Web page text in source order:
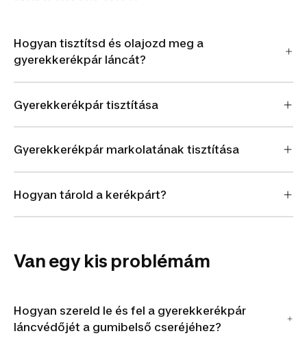
Hogyan tisztítsd és olajozd meg a
gyerekkerékpár láncát?
Gyerekkerékpár tisztítása
Gyerekkerékpár markolatának tisztítása
Hogyan tárold a kerékpárt?
Van egy kis problémám
Hogyan szereld le és fel a gyerekkerékpár
láncvédőjét a gumibelső cseréjéhez?